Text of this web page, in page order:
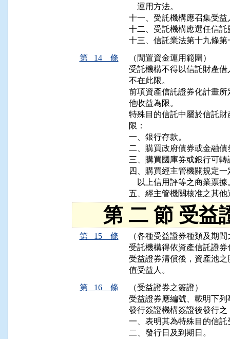
    運用方法。
十一、受託機構應召集受
十二、受託機構應選任信
第 14 條
（閒置資金運用範圍）
受託機構不得以信託財產
不在此限。
前項資產信託證券化計畫
他收益為限。
特殊目的信託中屬於信託
限：
一、銀行存款。
二、購買政府債券或金融債
三、購買國庫券或銀行可
四、購買經主管機關規定
以上信用評等之商業票據
五、經主管機關核准之其他
第 二 節 受益
第 15 條
（各種受益證券種類及期
受託機構得依資產信託證
受益證券清償後，資產池
值受益人。
第 16 條
（受益證券之簽證）
受益證券應編號、載明下
發行簽證機構簽證後發行之
一、表明其為特殊目的信
二、發行日及到期日。